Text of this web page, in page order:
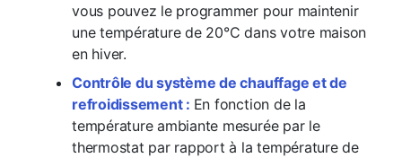
vous pouvez le programmer pour maintenir
une température de 20°C dans votre maison
en hiver.
Contrôle du système de chauffage et de
refroidissement : En fonction de la
température ambiante mesurée par le
thermostat par rapport à la température de